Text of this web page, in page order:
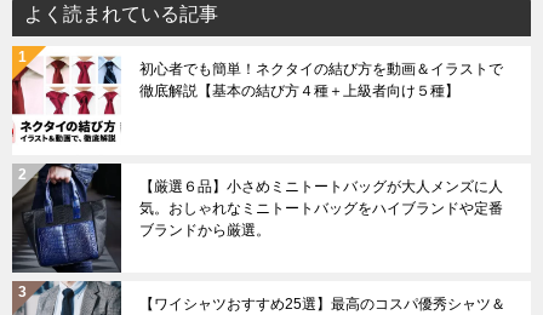
よく読まれている記事
初心者でも簡単！ネクタイの結び方を動画＆イラストで
徹底解説【基本の結び方４種＋上級者向け５種】
【厳選６品】小さめミニトートバッグが大人メンズに人
気。おしゃれなミニトートバッグをハイブランドや定番
ブランドから厳選。
【ワイシャツおすすめ25選】最高のコスパ優秀シャツ＆